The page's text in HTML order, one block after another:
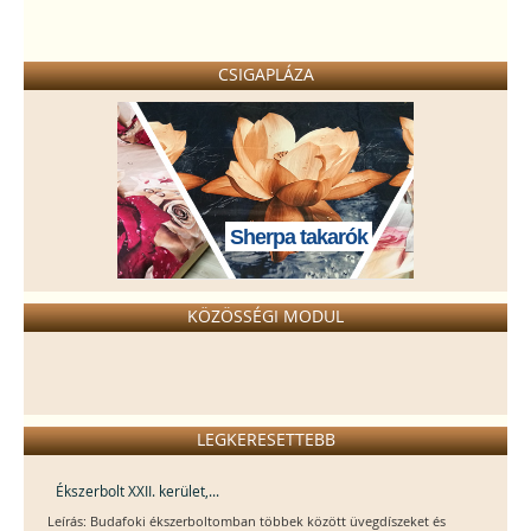
CSIGAPLÁZA
Sherpa takarók
KÖZÖSSÉGI MODUL
LEGKERESETTEBB
Ékszerbolt XXII. kerület,...
Leírás: Budafoki ékszerboltomban többek között üvegdíszeket és